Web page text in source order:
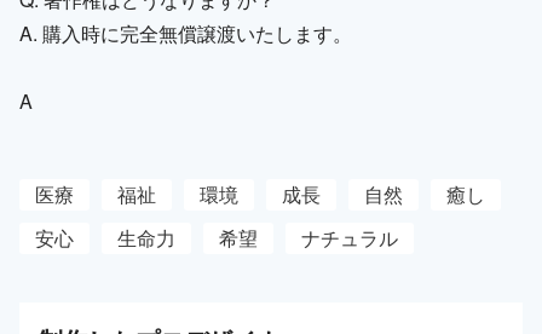
A. 購入時に完全無償譲渡いたします。
A
医療 福祉 環境 成長 自然
癒し
安心
生命力 希望 ナチュラル